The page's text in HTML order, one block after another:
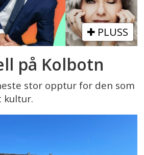
PLUSS
på Kolbotn
stor opptur for den som
kultur.